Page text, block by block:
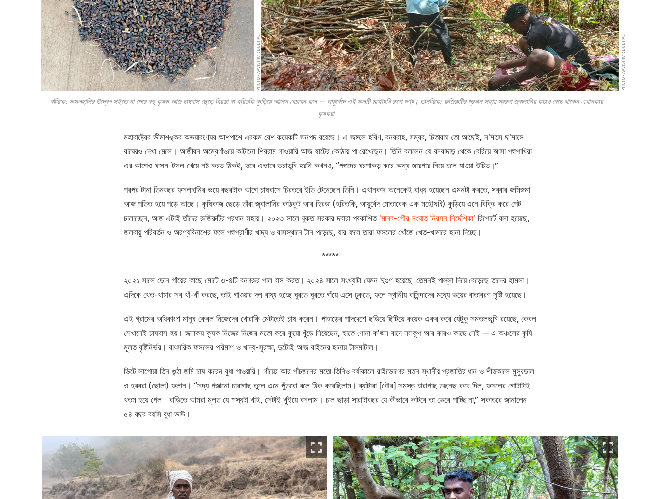
PHOTO • AAVISHKAR DUDHAL PHOTO • AAVISHKAR DUDHAL
বাঁদিকে: ফসলহানির উদ্বেগ সইতে না পেরে বহু কৃষক আজ চাষবাস ছেড়ে হিরডা বা হরিতকি কুড়িয়ে আনেন বেচবেন বলে — আয়ুর্বেদে এই ফলটি মহৌষধি রূপে গণ্য। ডানদিকে: রুজিরুটির প্রধান সহায় স্বরূপ জ্বালানির কাঠও বেচে থাকেন এখানকার
কৃষকরা
মহারাষ্ট্রের ভীমাশঙ্কর অভয়ারণ্যের আশপাশে এরকম বেশ কয়েকটি জনপদ রয়েছে। এ জঙ্গলে হরিণ, বনবরাহ, সম্বর, চিতাবাঘ তো আছেই, ন'মাসে ছ'মাসে
বাঘেরও দেখা মেলে। আজীবন অম্বেগাঁওয়ে কাটানো শিবরাম গাওয়ারি আজ ষাটের কোঠায় পা রেখেছেন। তিনি বললেন যে বনবাদাড় থেকে বেরিয়ে আসা পশুপাখিরা
এর আগেও ফসল-টসল খেয়ে নষ্ট করত ঠিকই, তবে এভাবে ভরাডুবি হয়নি কখনও, “পশুদের ধরপাকড় করে অন্য জায়গায় নিয়ে চলে যাওয়া উচিত।”
পরপর টানা তিনবছর ফসলহানির ভয়ে বছরটাক আগে চাষবাসে চিরতরে ইতি টেনেছেন তিনি। এখানকার অনেকেই বাধ্য হয়েছেন এমনটা করতে, সব্বার জমিজমা
আজ পতিত হয়ে পড়ে আছে। কৃষিকাজ ছেড়ে তাঁরা জ্বালানির কাঠকুট আর হিরডা (হরিতকি, আয়ুর্বেদ মোতাবেক এক মহৌষধি) কুড়িয়ে এনে বিক্রি করে পেট
চালাচ্ছেন, আজ এটাই তাঁদের রুজিরুটির প্রধান সহায়। ২০২৩ সালে যুক্ত সরকার দ্বারা প্রকাশিত 'মানব-গৌর সংঘাত নিরসন নির্দেশিকা' রিপোর্টে বলা হয়েছে,
জলবায়ু পরিবর্তন ও অরণ্যবিনাশের ফলে পশুপ্রাণীর খাদ্য ও বাসস্থানে টান পড়েছে, যার ফলে তারা ফসলের খোঁজে খেত-খামারে হানা দিচ্ছে।
*****
২০২১ সালে ডোন গাঁয়ের কাছে মোটে ৩-৪টি বনগরুর পাল বাস করত। ২০২৪ সালে সংখ্যাটা যেমন দুগুণ হয়েছে, তেমনই পাল্লা দিয়ে বেড়েছে তাদের হামলা।
এদিকে খেত-খামার সব খাঁ-খাঁ করছে, তাই গাওয়ার দল বাধ্য হচ্ছে ঘুরতে ঘুরতে গাঁয়ে এসে ঢুকতে, ফলে স্থানীয় বাসিন্দাদের মধ্যে ভয়ের বাতাবরণ সৃষ্টি হয়েছে।
এই গ্রামের অধিকাংশ মানুষ কেবল নিজেদের খোরাকি মেটাতেই চাষ করেন। পাহাড়ের পাদদেশে ছড়িয়ে ছিটিয়ে কয়েক একর করে যেটুকু সমতলভূমি রয়েছে, কেবল
সেখানেই চাষবাস হয়। জনাকয় কৃষক নিজের নিজের মতো করে কুয়ো খুঁড়ে নিয়েছেন, হাতে গোনা ক'জন বাদে নলকূপ আর কারও কাছে নেই — এ অঞ্চলের কৃষি
মূলত বৃষ্টিনির্ভর। বাৎসরিক ফসলের পরিমাণ ও খাদ্য-সুরক্ষা, দুটোই আজ বাইনের হানায় টালমাটাল।
ভিটে লাগোয়া তিন গুন্ঠা জমি চাষ করেন বুধা গাওয়ারি। গাঁয়ের আর পাঁচজনের মতো তিনিও বর্ষাকালে রাইভোগের মতন স্থানীয় প্রজাতির ধান ও শীতকালে মুসুরডাল
ও হরবরা (ছোলা) ফলান। “সদ্য গজানো চারাগাছ তুলে এনে পুঁতবো বলে ঠিক করেছিলাম। ব্যাটারা [গৌর] সমস্ত চারাগাছ তছনছ করে দিল, ফসলের গোটাটাই
খতম হয়ে গেল। বাড়িতে আমরা মূলত যে শস্যটা খাই, সেটাই খুইয়ে বসলাম। চাল ছাড়া সারাটাবছর যে কীভাবে কাটবে তা ভেবে পাচ্ছি না,” সকাতরে জানালেন
৫৪ বছর বয়সি বুধা ভাউ।